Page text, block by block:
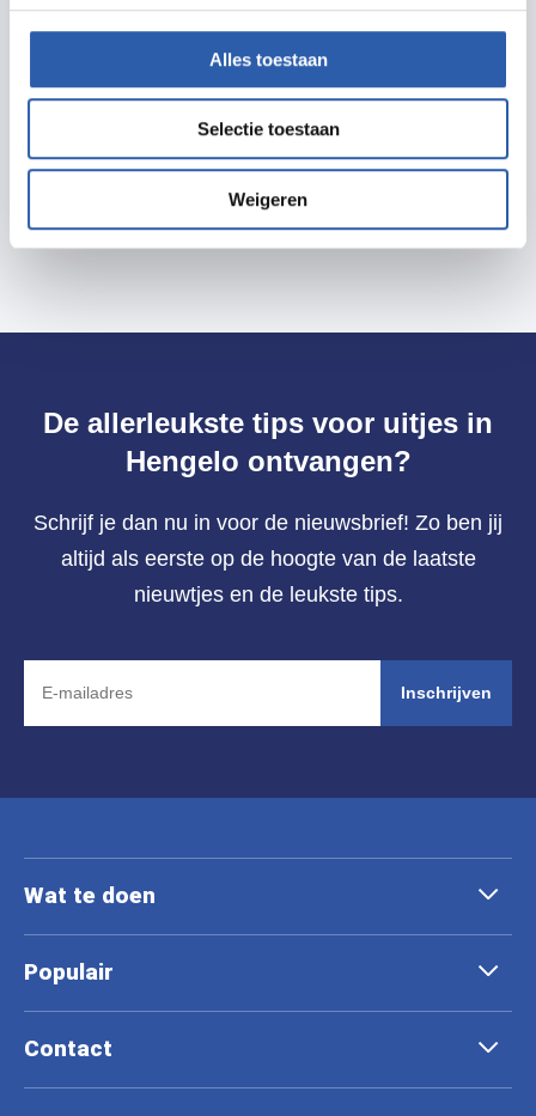
Alles toestaan
Selectie toestaan
Weigeren
€ 3,- voor IVN-leden, € 5,- voor niet IVN-leden, € 3,-
voor kinderen (12 t/m 17 jaar).
De allerleukste tips voor uitjes in
Hengelo ontvangen?
Schrijf je dan nu in voor de nieuwsbrief! Zo ben jij
altijd als eerste op de hoogte van de laatste
nieuwtjes en de leukste tips.
Inschrijven
Wat te doen
Populair
Contact